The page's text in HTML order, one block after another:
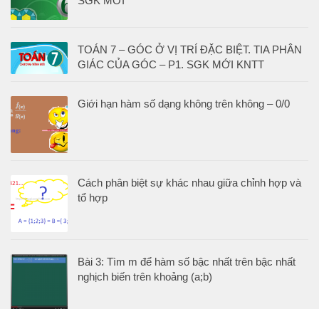
TOÁN 7 – GÓC Ở VỊ TRÍ ĐẶC BIỆT. TIA PHÂN
GIÁC CỦA GÓC – P1. SGK MỚI KNTT
Giới hạn hàm số dạng không trên không – 0/0
Cách phân biệt sự khác nhau giữa chỉnh hợp và
tổ hợp
Bài 3: Tìm m để hàm số bậc nhất trên bậc nhất
nghịch biến trên khoảng (a;b)